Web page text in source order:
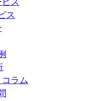
ス
ス
ラム